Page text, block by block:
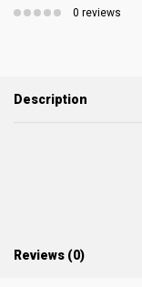
0 reviews
Description
Reviews (0)